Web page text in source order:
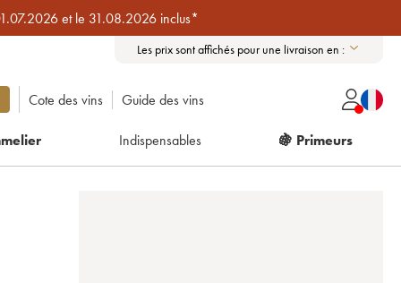
et le 31.08.2026 inclus*
Les prix sont affichés pour une livraison en :
Cote des vins Guide des vins
Indispensables 🍇 Primeurs